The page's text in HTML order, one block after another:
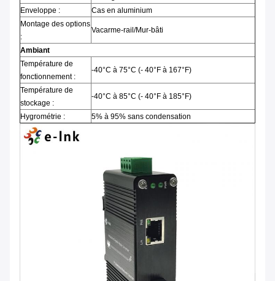
Enveloppe :
Cas en aluminium
Montage des options
:
Vacarme-rail/Mur-bâti
Ambiant
Température de
fonctionnement :
-40°C à 75°C (- 40°F à 167°F)
Température de
stockage :
-40°C à 85°C (- 40°F à 185°F)
Hygrométrie : 5% à 95% sans condensation